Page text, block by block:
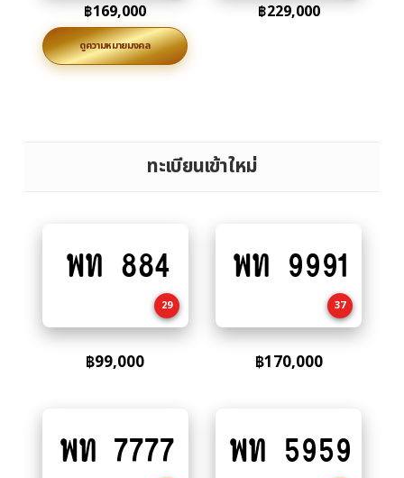
฿169,000
ดูความหมายมงคล
฿229,000
ทะเบียนเข้าใหม่
to
พท 884
29
฿99,000
to
พท 9991
37
฿170,000
to
พท 7777
to
พท 5959